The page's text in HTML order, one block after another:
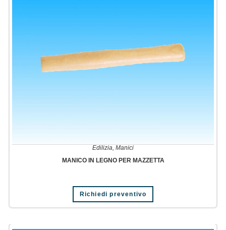
Edilizia, Manici
MANICO IN LEGNO PER MAZZETTA
Richiedi preventivo